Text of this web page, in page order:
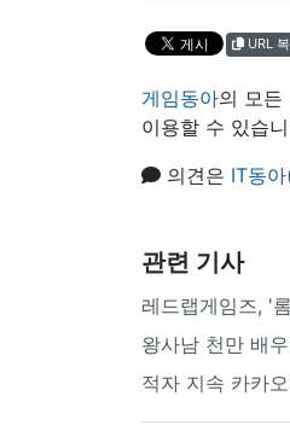
URL
게임동아의 모든
이용할 수 있습
의견은 IT동
관련 기사
레드랩게임즈, '
왕사남 천만 배
적자 지속 카카